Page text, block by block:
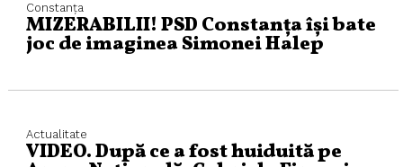
Constanța
MIZERABILII! PSD Constanța își bate
joc de imaginea Simonei Halep
Actualitate
VIDEO. După ce a fost huiduită pe